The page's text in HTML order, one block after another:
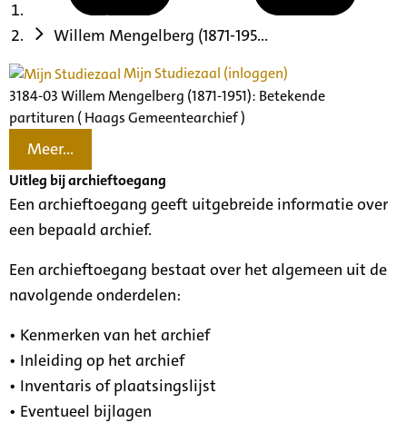
Willem Mengelberg (1871-195...
Mijn Studiezaal (inloggen)
3184-03 Willem Mengelberg (1871-1951): Betekende
partituren ( Haags Gemeentearchief )
Meer...
Uitleg bij archieftoegang
Een archieftoegang geeft uitgebreide informatie over
een bepaald archief.
Een archieftoegang bestaat over het algemeen uit de
navolgende onderdelen:
• Kenmerken van het archief
• Inleiding op het archief
• Inventaris of plaatsingslijst
• Eventueel bijlagen